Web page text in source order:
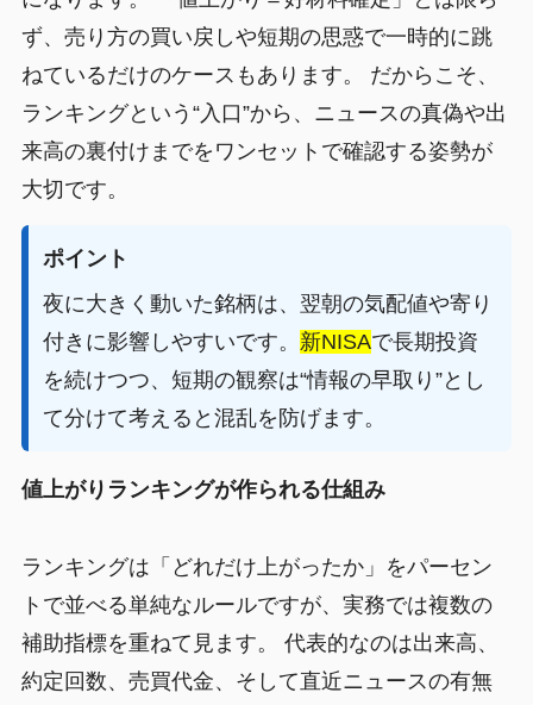
ず、売り方の買い戻しや短期の思惑で一時的に跳
ねているだけのケースもあります。 だからこそ、
ランキングという“入口”から、ニュースの真偽や出
来高の裏付けまでをワンセットで確認する姿勢が
大切です。
ポイント
夜に大きく動いた銘柄は、翌朝の気配値や寄り
付きに影響しやすいです。 新NISAで長期投資
を続けつつ、短期の観察は“情報の早取り”とし
て分けて考えると混乱を防げます。
値上がりランキングが作られる仕組み
ランキングは「どれだけ上がったか」をパーセン
トで並べる単純なルールですが、実務では複数の
補助指標を重ねて見ます。 代表的なのは出来高、
約定回数、売買代金、そして直近ニュースの有無